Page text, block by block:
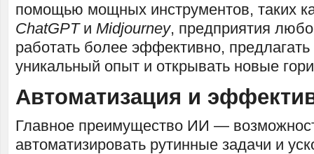
помощью мощных инструментов, таких
ChatGPTи Midjourney, предприятия
работать более эффективно,
уникальный опыт и открывать новые
Автоматизация и
Главное преимущество ИИ —
автоматизировать рутинные задачи и